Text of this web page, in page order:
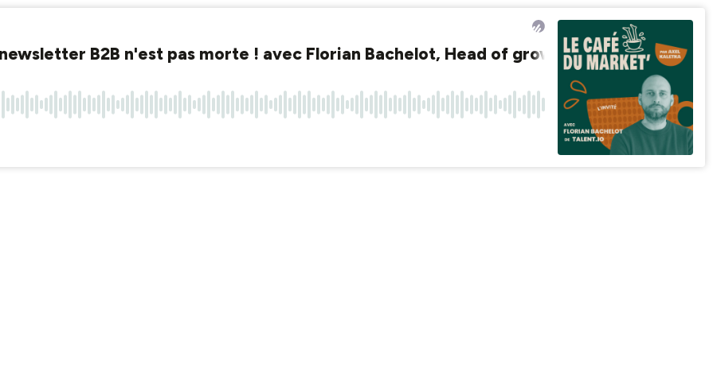
B2B n'est pas morte ! avec Florian Bachelot, Head of growth chez talent.io